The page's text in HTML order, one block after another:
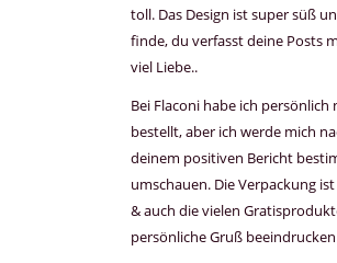
toll. Das Design ist super süß
finde, du verfasst deine Posts
viel Liebe..
Bei Flaconi habe ich persönlich
bestellt, aber ich werde mich
deinem positiven Bericht
umschauen. Die Verpackung
& auch die vielen
persönliche Gruß